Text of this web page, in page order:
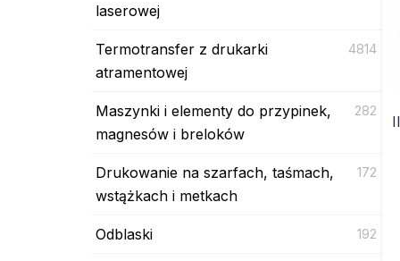
laserowej
Termotransfer z drukarki
atramentowej
4814
Maszynki i elementy do przypinek,
magnesów i breloków
282
Drukowanie na szarfach, taśmach,
wstążkach i metkach
172
Odblaski 192